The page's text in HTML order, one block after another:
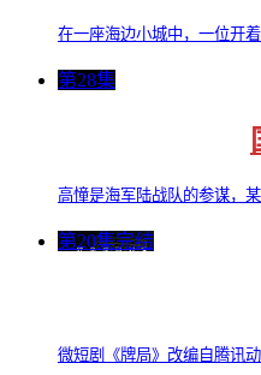
在一座海边小城中，一位开着
第28集
高憧是海军陆战队的参谋，某
第20集完结
微短剧《牌局》改编自腾讯